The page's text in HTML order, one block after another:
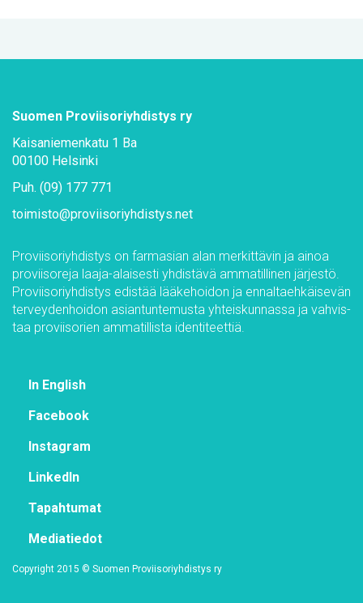
Suo­men Pro­vii­so­riyh­dis­tys ry
Kai­sa­nie­men­ka­tu 1 Ba
00100 Hel­sin­ki
Puh. (09) 177 771
toi­mis­to@​pro­vii­so­riyh­dis­tys.​net
Pro­vii­so­riyh­dis­tys on far­m­asian alan mer­kit­tä­vin ja ai­noa
pro­vii­so­re­ja laa­ja-alai­ses­ti yh­dis­tä­vä am­ma­til­li­nen jär­jes­tö.
Pro­vii­so­riyh­dis­tys edis­tää lää­ke­hoi­don ja en­nal­taeh­käi­se­vän
ter­vey­den­hoi­don asian­tun­te­mus­ta yh­teis­kun­nas­sa ja vah­vis­
taa pro­vii­so­rien am­ma­til­lis­ta iden­ti­teet­tiä.
In English
Face­book
Ins­ta­gram
Lin­ke­dIn
Ta­pah­tu­mat
Me­dia­tie­dot
Co­py­right 2015 © Suo­men Pro­vii­so­riyh­dis­tys ry